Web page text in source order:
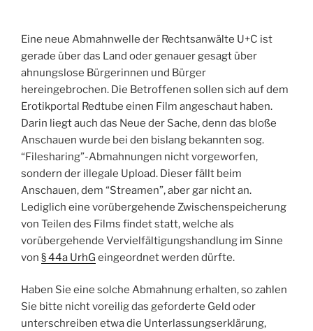
Eine neue Abmahnwelle der Rechtsanwälte U+C ist
gerade über das Land oder genauer gesagt über
ahnungslose Bürgerinnen und Bürger
hereingebrochen. Die Betroffenen sollen sich auf dem
Erotikportal Redtube einen Film angeschaut haben.
Darin liegt auch das Neue der Sache, denn das bloße
Anschauen wurde bei den bislang bekannten sog.
“Filesharing”-Abmahnungen nicht vorgeworfen,
sondern der illegale Upload. Dieser fällt beim
Anschauen, dem “Streamen”, aber gar nicht an.
Lediglich eine vorübergehende Zwischenspeicherung
von Teilen des Films findet statt, welche als
vorübergehende Vervielfältigungshandlung im Sinne
von § 44a UrhG eingeordnet werden dürfte.
Haben Sie eine solche Abmahnung erhalten, so zahlen
Sie bitte nicht voreilig das geforderte Geld oder
unterschreiben etwa die Unterlassungserklärung,